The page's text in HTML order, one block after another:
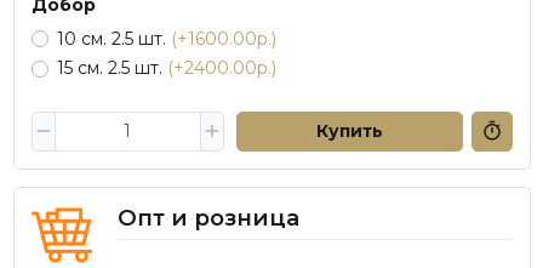
10 см. 2.5 шт. (+1600.00р.)
15 см. 2.5 шт. (+2400.00р.)
Купить
Опт и розница